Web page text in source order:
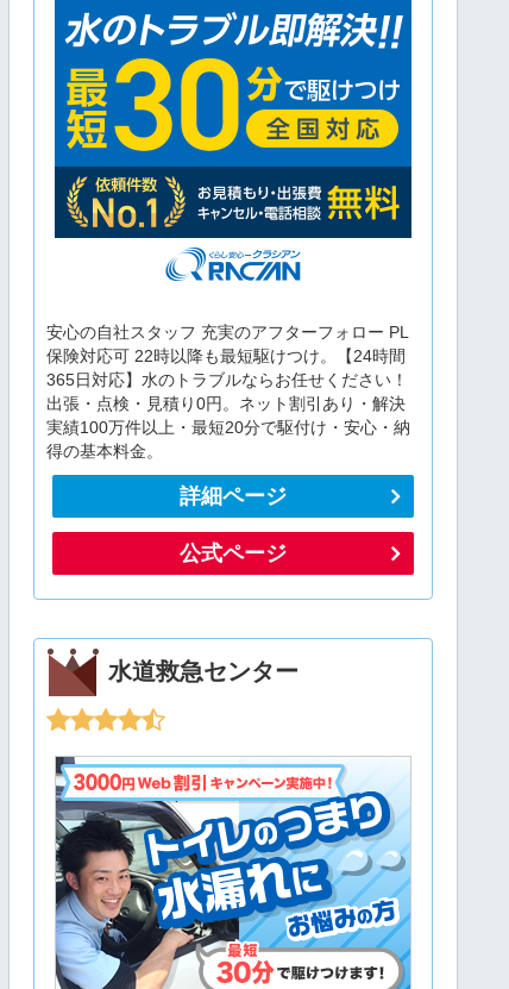
安心の自社スタッフ 充実のアフターフォロー PL
保険対応可 22時以降も最短駆けつけ。【24時間
365日対応】水のトラブルならお任せください！
出張・点検・見積り0円。ネット割引あり・解決
実績100万件以上・最短20分で駆付け・安心・納
得の基本料金。
詳細ページ
公式ページ
水道救急センター